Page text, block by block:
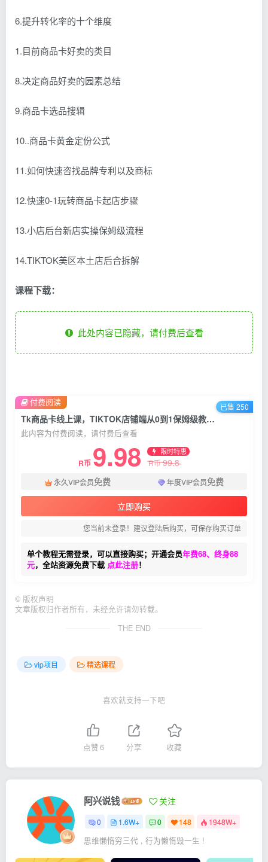
6.提升转化率的十个维度
1.目前商品卡好卖的类目
8.决定商品好卖的园素总结
9.商品卡选品搜辑
10..商品卡黄金定份公式
11.如何快速咨找品牌专利以及商标
12.快速0-1玩转商品卡起店步骤
13.小店后台新店实操保姆级流程
14.TIKTOK美区本土店后合拆解
课程下载：
此处内容已隐藏，请付费后查看
Tk商品卡线上课，TIKTOK店铺端从0到1保姆级教学，了解商品卡底层逻辑（20节）
此内容为付费阅读，请付费后查看
R币 9.98 限时特惠
R币99.8
永久VIP会员免费 年度VIP会员免费
立即购买
您当前未登录！建议登陆后购买，可保存购买订单
单个教程无需登录，可以直接购买；开通会员年费68、终身88
元，全站资源免费下载 点此注册！
付费阅读 已售 250
© 版权声明
文章版权归作者所有，未经允许请勿转载。
THE END
vip项目 精选课程
喜欢就支持一下吧
点赞6 分享 收藏
阿兴说钱 关注
0 1.6W+ 0 148 1948W+
思维懒惰穷三代 , 行为懒惰毁一生 !